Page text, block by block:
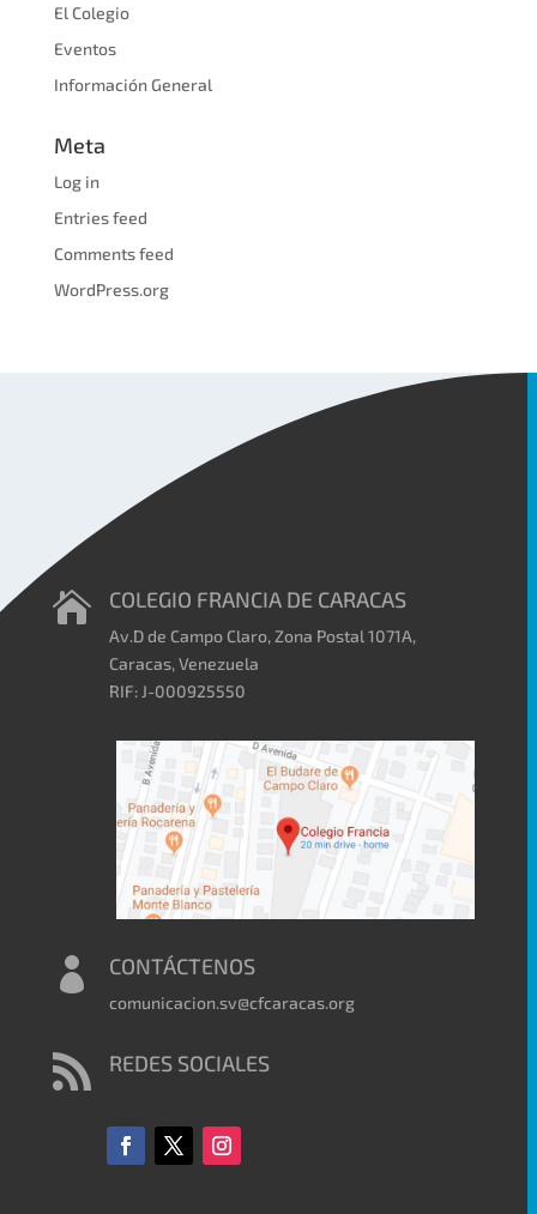
El Colegio
Eventos
Información General
Meta
Log in
Entries feed
Comments feed
WordPress.org
 COLEGIO FRANCIA DE CARACAS
Av.D de Campo Claro, Zona Postal 1071A,
Caracas, Venezuela
RIF: J-000925550
 CONTÁCTENOS
comunicacion.sv@cfcaracas.org
 REDES SOCIALES